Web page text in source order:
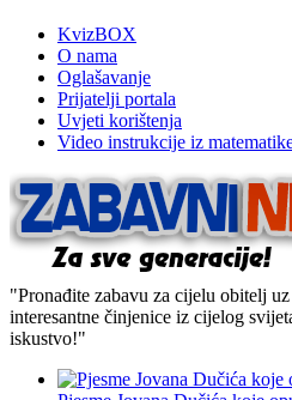
KvizBOX
O nama
Oglašavanje
Prijatelji portala
Uvjeti korištenja
Video instrukcije iz
"Pronađite zabavu za cijelu obitelj
interesantne činjenice iz cijelog
iskustvo!"